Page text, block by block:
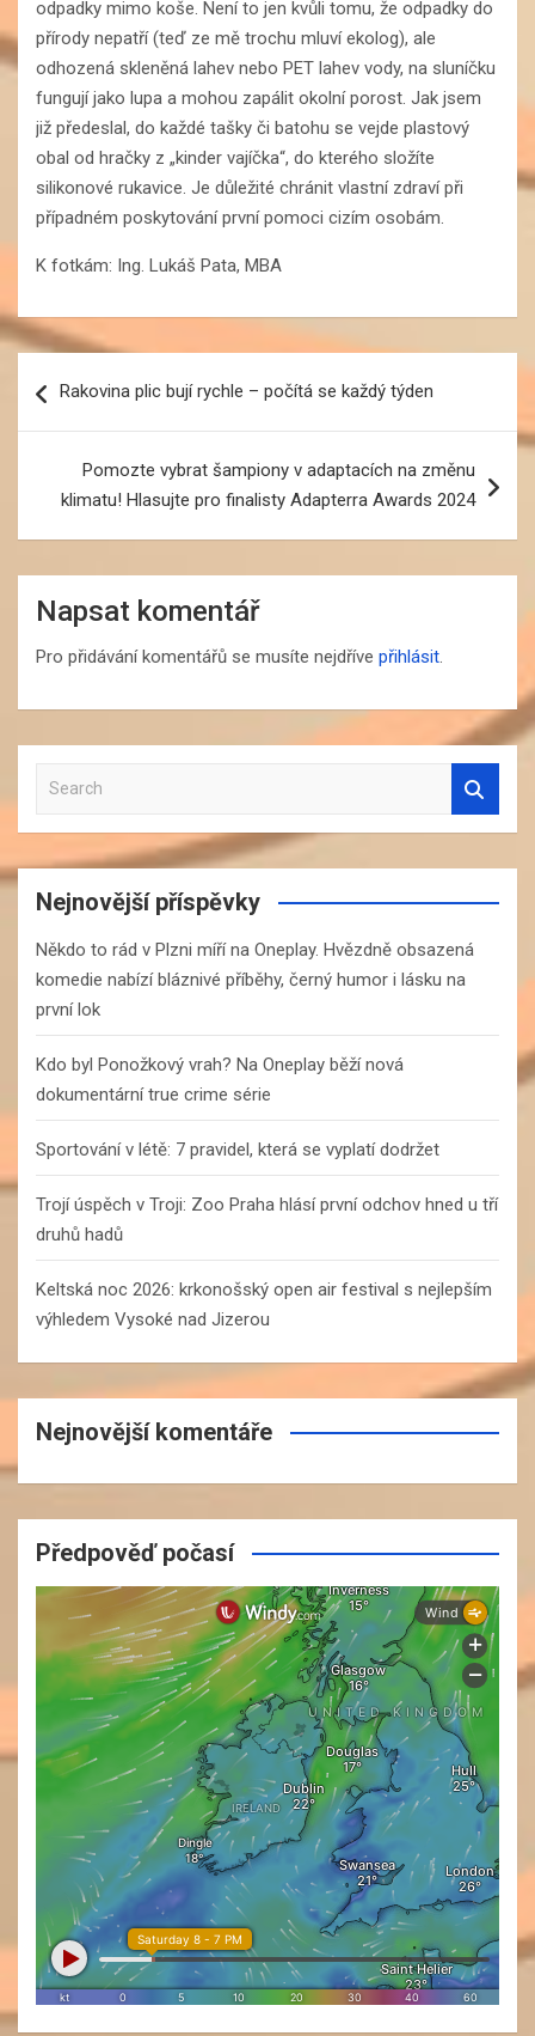
odpadky mimo koše. Není to jen kvůli tomu, že odpadky do
přírody nepatří (teď ze mě trochu mluví ekolog), ale
odhozená skleněná lahev nebo PET lahev vody, na sluníčku
fungují jako lupa a mohou zapálit okolní porost. Jak jsem
již předeslal, do každé tašky či batohu se vejde plastový
obal od hračky z „kinder vajíčka“, do kterého složíte
silikonové rukavice. Je důležité chránit vlastní zdraví při
případném poskytování první pomoci cizím osobám.
K fotkám: Ing. Lukáš Pata, MBA
proRakovina plic bují rychle – počítá se každý týden
Pomozte vybrat šampiony v adaptacích na změnu
klimatu! Hlasujte pro finalisty Adapterra Awards 2024
Napsat komentář
Pro přidávání komentářů se musíte nejdříve přihlásit.
a
r
c
Nejnovější příspěvky
Někdo to rád v Plzni míří na Oneplay. Hvězdně obsazená
komedie nabízí bláznivé příběhy, černý humor i lásku na
první lok
Kdo byl Ponožkový vrah? Na Oneplay běží nová
dokumentární true crime série
Sportování v létě: 7 pravidel, která se vyplatí dodržet
Trojí úspěch v Troji: Zoo Praha hlásí první odchov hned u tří
druhů hadů
Keltská noc 2026: krkonošský open air festival s nejlepším
výhledem Vysoké nad Jizerou
Nejnovější komentáře
Předpověď počasí